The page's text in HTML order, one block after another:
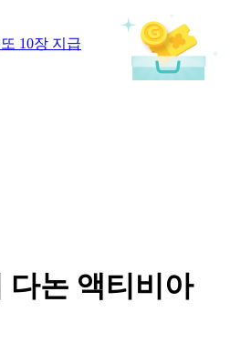
10장 지급
다논 액티비아